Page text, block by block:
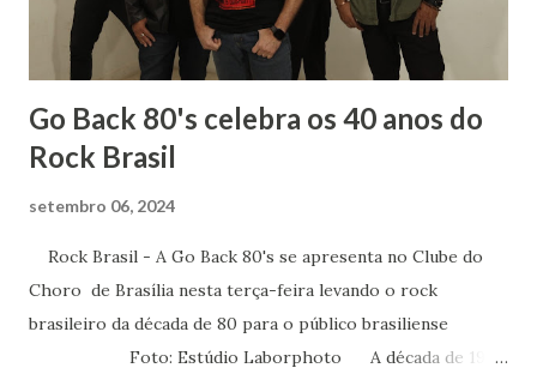
no Fundamental, no Médio e na Faculdade mas um do
terceiro ano dividia comigo um amor: a mús...
Go Back 80's celebra os 40 anos do
Rock Brasil
setembro 06, 2024
Rock Brasil - A Go Back 80's se apresenta no Clube do
Choro de Brasília nesta terça-feira levando o rock
brasileiro da década de 80 para o público brasiliense
Foto: Estúdio Laborphoto A década de 1980